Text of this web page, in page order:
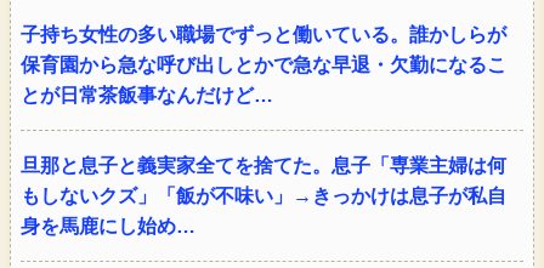
子持ち女性の多い職場でずっと働いている。誰かしらが
保育園から急な呼び出しとかで急な早退・欠勤になるこ
とが日常茶飯事なんだけど…
旦那と息子と義実家全てを捨てた。息子「専業主婦は何
もしないクズ」「飯が不味い」→きっかけは息子が私自
身を馬鹿にし始め…